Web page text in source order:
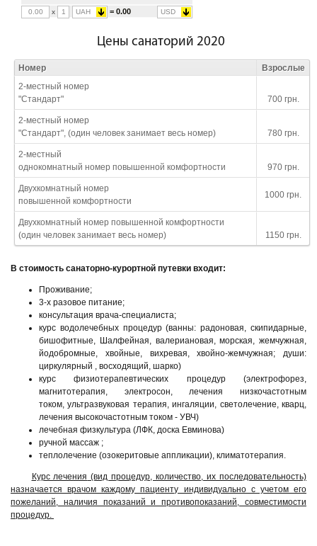
x UAH = 0.00 USD
Цены санаторий 2020
Номер
Взрослые
2-местный номер
"Стандарт"
700 грн.
2-местный номер
"Стандарт", (один человек занимает весь номер)
780 грн.
2-местный
однокомнатный номер повышенной комфортности
970 грн.
Двухкомнатный номер
повышенной комфортности
1000 грн.
Двухкомнатный номер повышенной комфортности
(один человек занимает весь номер)
1150 грн.
В стоимость санаторно-курортной путевки входит:
Проживание;
3-х разовое питание;
консультация врача-специалиста;
курс водолечебных процедур (ванны: радоновая, скипидарные,
бишофитные, Шалфейная, валериановая, морская, жемчужная,
йодобромные, хвойные, вихревая, хвойно-жемчужная; души:
циркулярный , восходящий, шарко)
курс физиотерапевтических процедур (электрофорез,
магнитотерапия, электросон, лечения низкочастотным
током, ультразвуковая терапия, ингаляции, светолечение, кварц,
лечения высокочастотным током - УВЧ)
лечебная физкультура (ЛФК, доска Евминова)
ручной массаж ;
теплолечение (озокеритовые аппликации), климатотерапия.
Курс лечения (вид процедур, количество, их последовательность)
назначается врачом каждому пациенту индивидуально с учетом его
пожеланий, наличия показаний и противопоказаний, совместимости
процедур.